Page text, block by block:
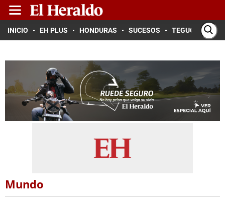
INICIO EH PLUS HONDURAS SUCESOS TEGUCIGALPA
Mundo